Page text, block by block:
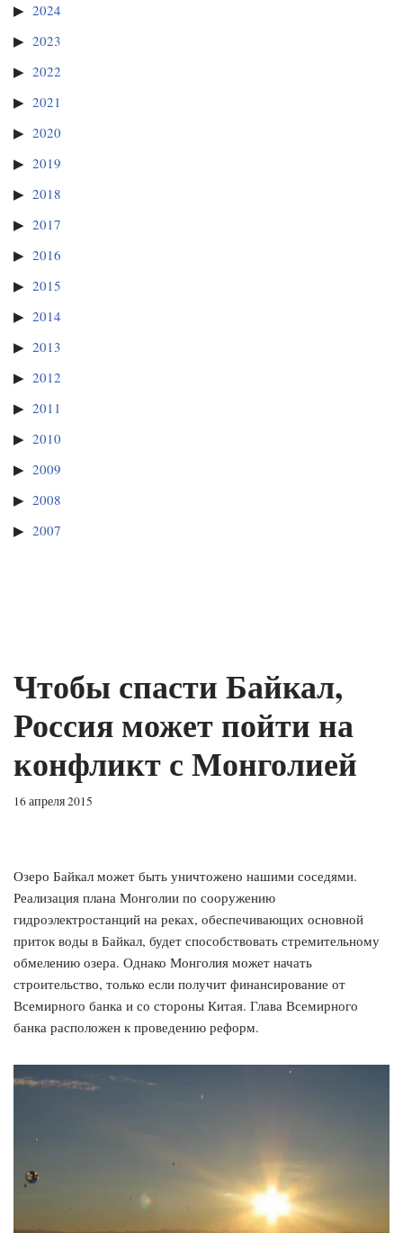
2024
2023
2022
2021
2020
2019
2018
2017
2016
2015
2014
2013
2012
2011
2010
2009
2008
2007
Чтобы спасти Байкал,
Россия может пойти на
конфликт с Монголией
16 апреля 2015
Озеро Байкал может быть уничтожено нашими соседями.
Реализация плана Монголии по сооружению
гидроэлектростанций на реках, обеспечивающих основной
приток воды в Байкал, будет способствовать стремительному
обмелению озера. Однако Монголия может начать
строительство, только если получит финансирование от
Всемирного банка и со стороны Китая. Глава Всемирного
банка расположен к проведению реформ.